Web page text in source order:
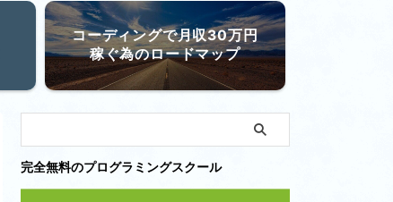
コーディングで月収30万円
稼ぐ為のロードマップ
完全無料のプログラミングスクール